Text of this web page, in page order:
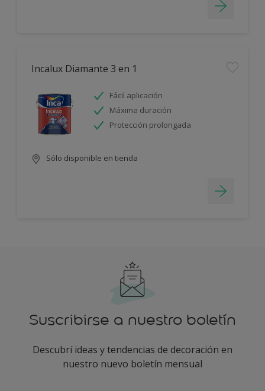
Incalux Diamante 3 en 1
Fácil aplicación
Máxima duración
Protección prolongada
Sólo disponible en tienda
Suscribirse a nuestro boletín
Descubrí ideas y tendencias de decoración en
nuestro nuevo boletín mensual